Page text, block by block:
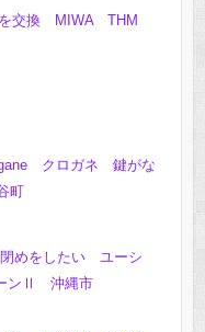
を交換 MIWA THM
クロガネ 鍵がな
町
閉めをしたい ユーシ
ンⅡ 沖縄市